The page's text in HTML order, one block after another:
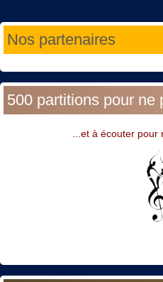
Nos partenaires
500 partitions pour ne
...et à écouter pour
Année
précédente
Mois
précédent
Année
suivante
Mois
suivant